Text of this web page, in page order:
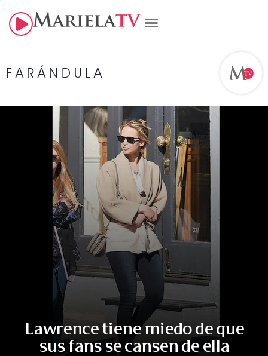
FARÁNDULA
Lawrence tiene miedo de que
sus fans se cansen de ella